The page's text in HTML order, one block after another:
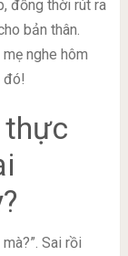
đồng thời rút ra
bản thân.
nghe hôm
đó!
thực
Sai rồi